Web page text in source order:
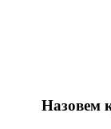
Назовем